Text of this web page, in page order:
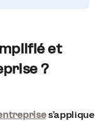
et
?
s’applique